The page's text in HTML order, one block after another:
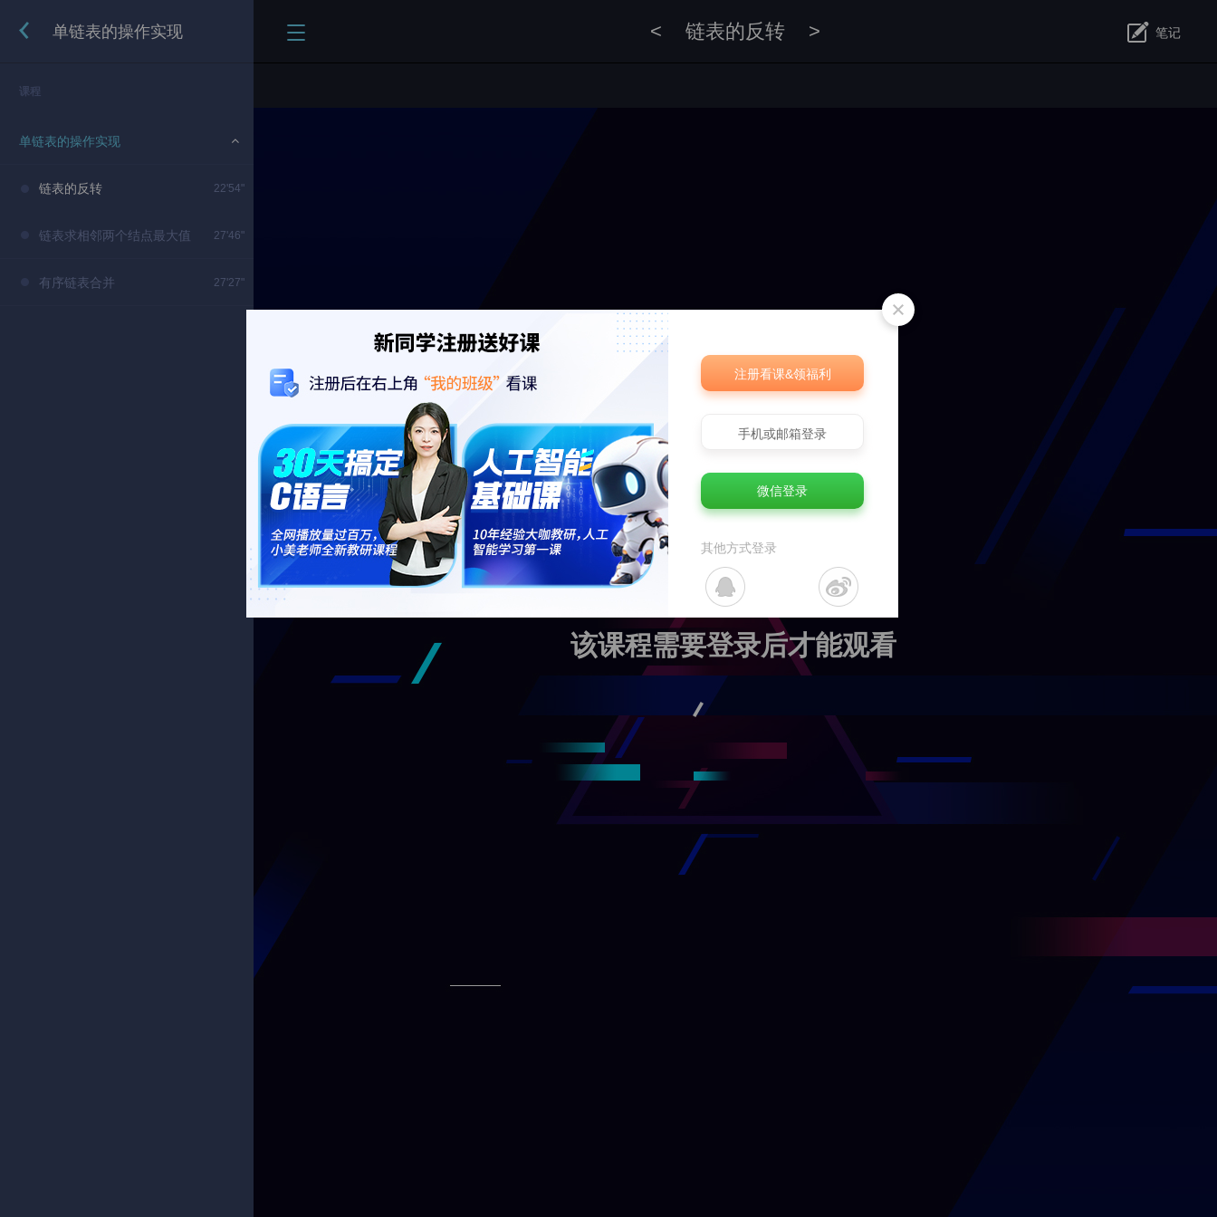
单链表的操作实现
课程
单链表的操作实现
链表的反转 22'54"
链表求相邻两个结点最大值 27'46"
有序链表合并 27'27"
< 链表的反转 > 笔记
该课程需要登录后才能观看
注册看课&领福利
手机或邮箱登录
微信登录
其他方式登录